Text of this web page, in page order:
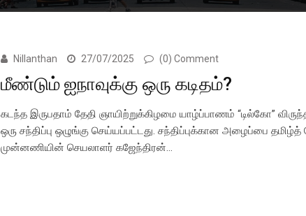
Nillanthan 27/07/2025 (0) Comment
மீண்டும் ஐநாவுக்கு ஒரு கடிதம்?
கடந்த இருபதாம் தேதி ஞாயிற்றுக்கிழமை யாழ்ப்பாணம் “டில்கோ”
ஒரு சந்திப்பு ஒழுங்கு செய்யப்பட்டது. சந்திப்புக்கான அழைப்பை
முன்னணியின் செயலாளர் கஜேந்திரன்…